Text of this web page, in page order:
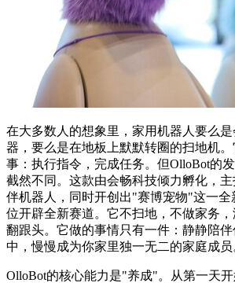
在大多数人的想象里，家用机器人要么
器，要么是在地板上默默转圈的扫地机
事：执行指令，完成任务。但OlloBot的
截然不同。这款由会畅科技倾力孵化，
伴机器人，同时开创出"赛博宠物"这一全
位开辟全新赛道。它不扫地，不做家务
翻跟头。它做的事情只有一件：静静陪
中，慢慢成为你家里独一无二的家庭成员
OlloBot的核心能力是"养成"。从第一天